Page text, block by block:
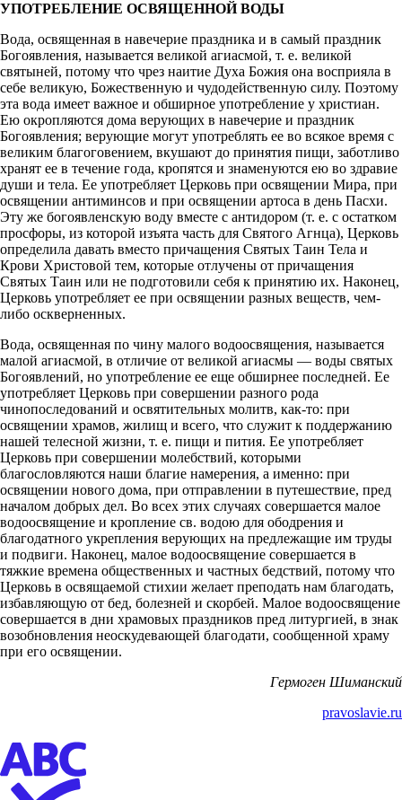
УПОТРЕБЛЕНИЕ ОСВЯЩЕННОЙ ВОДЫ
Вода, освященная в навечерие праздника и в самый праздник
Богоявления, называется великой агиасмой, т. е. великой
святыней, потому что чрез наитие Духа Божия она восприяла в
себе великую, Божественную и чудодейственную силу. Поэтому
эта вода имеет важное и обширное употребление у христиан.
Ею окропляются дома верующих в навечерие и праздник
Богоявления; верующие могут употреблять ее во всякое время с
великим благоговением, вкушают до принятия пищи, заботливо
хранят ее в течение года, кропятся и знаменуются ею во здравие
души и тела. Ее употребляет Церковь при освящении Мира, при
освящении антиминсов и при освящении артоса в день Пасхи.
Эту же богоявленскую воду вместе с антидором (т. е. с остатком
просфоры, из которой изъята часть для Святого Агнца), Церковь
определила давать вместо причащения Святых Таин Тела и
Крови Христовой тем, которые отлучены от причащения
Святых Таин или не подготовили себя к принятию их. Наконец,
Церковь употребляет ее при освящении разных веществ, чем-
либо оскверненных.
Вода, освященная по чину малого водоосвящения, называется
малой агиасмой, в отличие от великой агиасмы — воды святых
Богоявлений, но употребление ее еще обширнее последней. Ее
употребляет Церковь при совершении разного рода
чинопоследований и освятительных молитв, как-то: при
освящении храмов, жилищ и всего, что служит к поддержанию
нашей телесной жизни, т. е. пищи и пития. Ее употребляет
Церковь при совершении молебствий, которыми
благословляются наши благие намерения, а именно: при
освящении нового дома, при отправлении в путешествие, пред
началом добрых дел. Во всех этих случаях совершается малое
водоосвящение и кропление св. водою для ободрения и
благодатного укрепления верующих на предлежащие им труды
и подвиги. Наконец, малое водоосвящение совершается в
тяжкие времена общественных и частных бедствий, потому что
Церковь в освящаемой стихии желает преподать нам благодать,
избавляющую от бед, болезней и скорбей. Малое водоосвящение
совершается в дни храмовых праздников пред литургией, в знак
возобновления неоскудевающей благодати, сообщенной храму
при его освящении.
Гермоген Шиманский
pravoslavie.ru